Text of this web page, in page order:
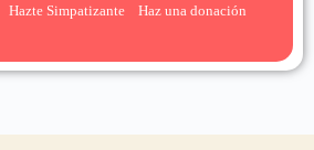
Hazte Simpatizante Haz una donación